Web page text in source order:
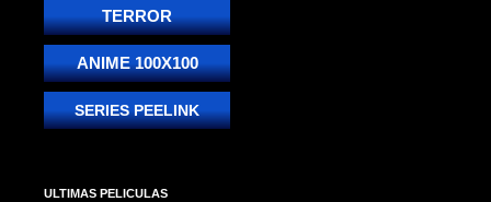
TERROR
ANIME 100X100
SERIES PEELINK
ULTIMAS PELICULAS